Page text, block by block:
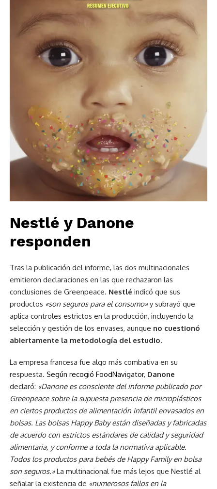
Nestlé y Danone
responden
Tras la publicación del informe, las dos multinacionales
emitieron declaraciones en las que rechazaron las
conclusiones de Greenpeace. Nestlé indicó que sus
productos «son seguros para el consumo»y subrayó que
aplica controles estrictos en la producción, incluyendo la
selección y gestión de los envases, aunque no cuestionó
abiertamente la metodología del estudio.
La empresa francesa fue algo más combativa en su
respuesta. Según recogió FoodNavigator, Danone
declaró: «Danone es consciente del informe publicado por
Greenpeace sobre la supuesta presencia de microplásticos
en ciertos productos de alimentación infantil envasados en
bolsas. Las bolsas Happy Baby están diseñadas y fabricadas
de acuerdo con estrictos estándares de calidad y seguridad
alimentaria, y conforme a toda la normativa aplicable.
Todos los productos para bebés de Happy Family en bolsa
son seguros.»La multinacional fue más lejos que Nestlé al
señalar la existencia de «numerosos fallos en la